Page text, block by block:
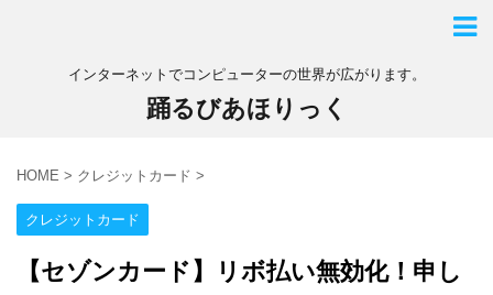
インターネットでコンピューターの世界が広がります。
踊るびあほりっく
HOME > クレジットカード >
クレジットカード
【セゾンカード】リボ払い無効化！申し